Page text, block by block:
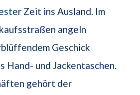
Zeit ins Ausland. Im
angeln
Geschick
Hand- und Jackentaschen.
gehört der